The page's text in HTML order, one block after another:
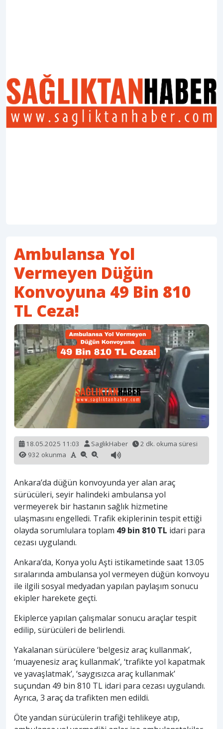
Ambulansa Yol
Vermeyen Düğün
Konvoyuna 49 Bin 810
TL Ceza!
18.05.2025 11:03 SaglikHaber
2 dk. okuma süresi
932 okunma
Ankara’da düğün konvoyunda yer alan araç
sürücüleri, seyir halindeki ambulansa yol
vermeyerek bir hastanın sağlık hizmetine
ulaşmasını engelledi. Trafik ekiplerinin tespit ettiği
olayda sorumlulara toplam 49 bin 810 TL idari para
cezası uygulandı.
Ankara’da, Konya yolu Aşti istikametinde saat 13.05
sıralarında ambulansa yol vermeyen düğün konvoyu
ile ilgili sosyal medyadan yapılan paylaşım sonucu
ekipler harekete geçti.
Ekiplerce yapılan çalışmalar sonucu araçlar tespit
edilip, sürücüleri de belirlendi.
Yakalanan sürücülere ‘belgesiz araç kullanmak’,
‘muayenesiz araç kullanmak’, ‘trafikte yol kapatmak
ve yavaşlatmak’, ‘saygısızca araç kullanmak’
suçundan 49 bin 810 TL idari para cezası uygulandı.
Ayrıca, 3 araç da trafikten men edildi.
Öte yandan sürücülerin trafiği tehlikeye atıp,